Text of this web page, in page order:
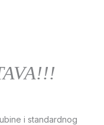
i standardnog